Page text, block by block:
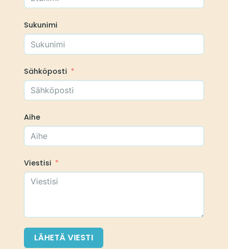
Sukunimi
Sähköposti
Aihe
Viestisi
LÄHETÄ VIESTI